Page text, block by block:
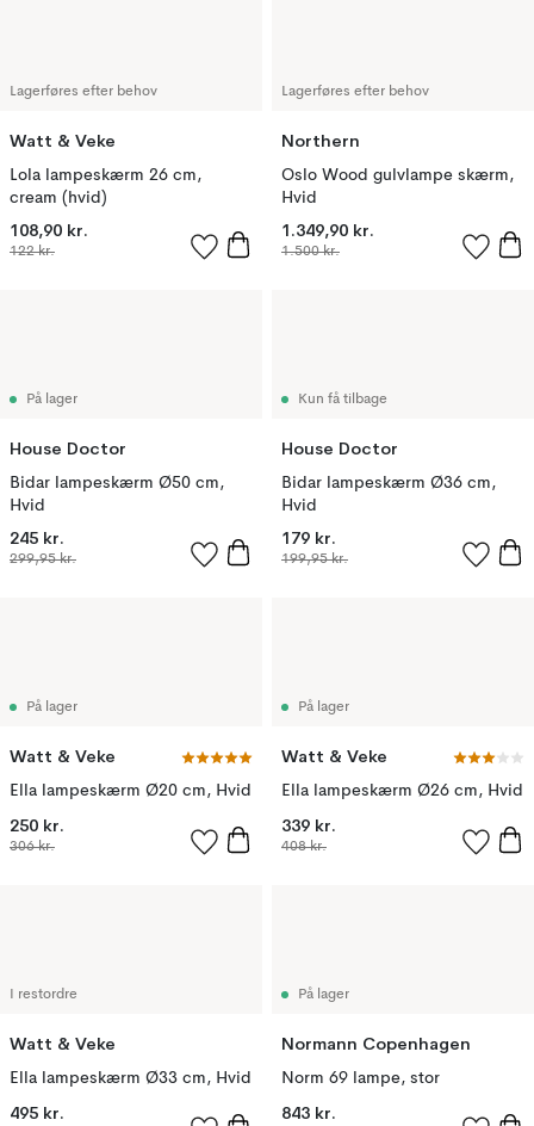
Lagerføres efter behov
Watt & Veke
Lola lampeskærm 26 cm,
cream (hvid)
108,90 kr.
122 kr.
Lagerføres efter behov
Northern
Oslo Wood gulvlampe skærm,
Hvid
1.349,90 kr.
1.500 kr.
På lager
House Doctor
Bidar lampeskærm Ø50 cm,
Hvid
245 kr.
299,95 kr.
Kun få tilbage
House Doctor
Bidar lampeskærm Ø36 cm,
Hvid
179 kr.
199,95 kr.
På lager
Watt & Veke
Ella lampeskærm Ø20 cm, Hvid
250 kr.
306 kr.
På lager
Watt & Veke
Ella lampeskærm Ø26 cm, Hvid
339 kr.
408 kr.
I restordre
Watt & Veke
Ella lampeskærm Ø33 cm, Hvid
495 kr.
På lager
Normann Copenhagen
Norm 69 lampe, stor
843 kr.